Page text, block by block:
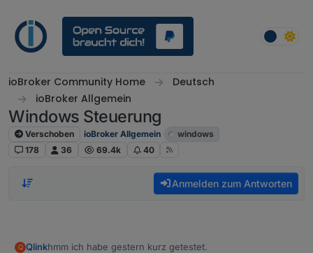
ioBroker Community Home
Deutsch
ioBroker Allgemein
Windows Steuerung
Verschoben ioBroker Allgemein
windows
178
36 69.4k 40
Anmelden zum Antworten
Q Qlinkhmm ich habe gestern kurz getestet.